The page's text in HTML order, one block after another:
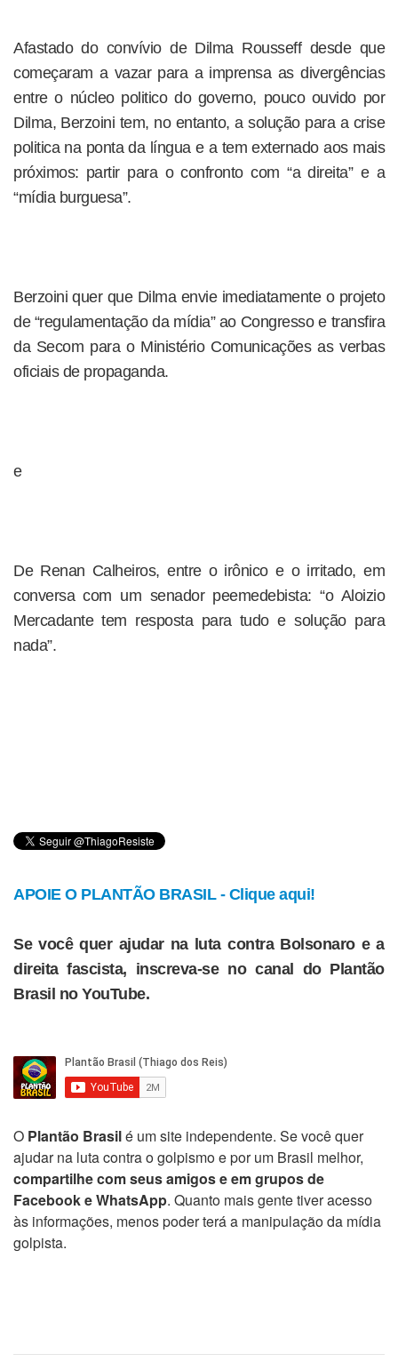
Afastado do convívio de Dilma Rousseff desde que
começaram a vazar para a imprensa as divergências
entre o núcleo politico do governo, pouco ouvido por
Dilma, Berzoini tem, no entanto, a solução para a crise
politica na ponta da língua e a tem externado aos mais
próximos: partir para o confronto com “a direita” e a
“mídia burguesa”.
Berzoini quer que Dilma envie imediatamente o projeto
de “regulamentação da mídia” ao Congresso e transfira
da Secom para o Ministério Comunicações as verbas
oficiais de propaganda.
e
De Renan Calheiros, entre o irônico e o irritado, em
conversa com um senador peemedebista: “o Aloizio
Mercadante tem resposta para tudo e solução para
nada”.
APOIE O PLANTÃO BRASIL - Clique aqui!
Se você quer ajudar na luta contra Bolsonaro e a
direita fascista, inscreva-se no canal do Plantão
Brasil no YouTube.
O Plantão Brasilé um site independente. Se você quer
ajudar na luta contra o golpismo e por um Brasil melhor,
compartilhe com seus amigos e em grupos de
Facebook e WhatsApp. Quanto mais gente tiver acesso
às informações, menos poder terá a manipulação da mídia
golpista.